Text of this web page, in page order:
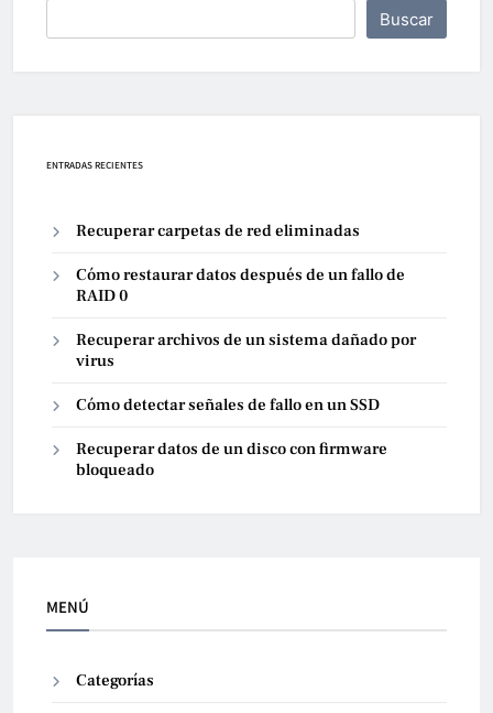
Buscar
ENTRADAS RECIENTES
Recuperar carpetas de red eliminadas
Cómo restaurar datos después de un fallo de
RAID 0
Recuperar archivos de un sistema dañado por
virus
Cómo detectar señales de fallo en un SSD
Recuperar datos de un disco con firmware
bloqueado
MENÚ
Categorías